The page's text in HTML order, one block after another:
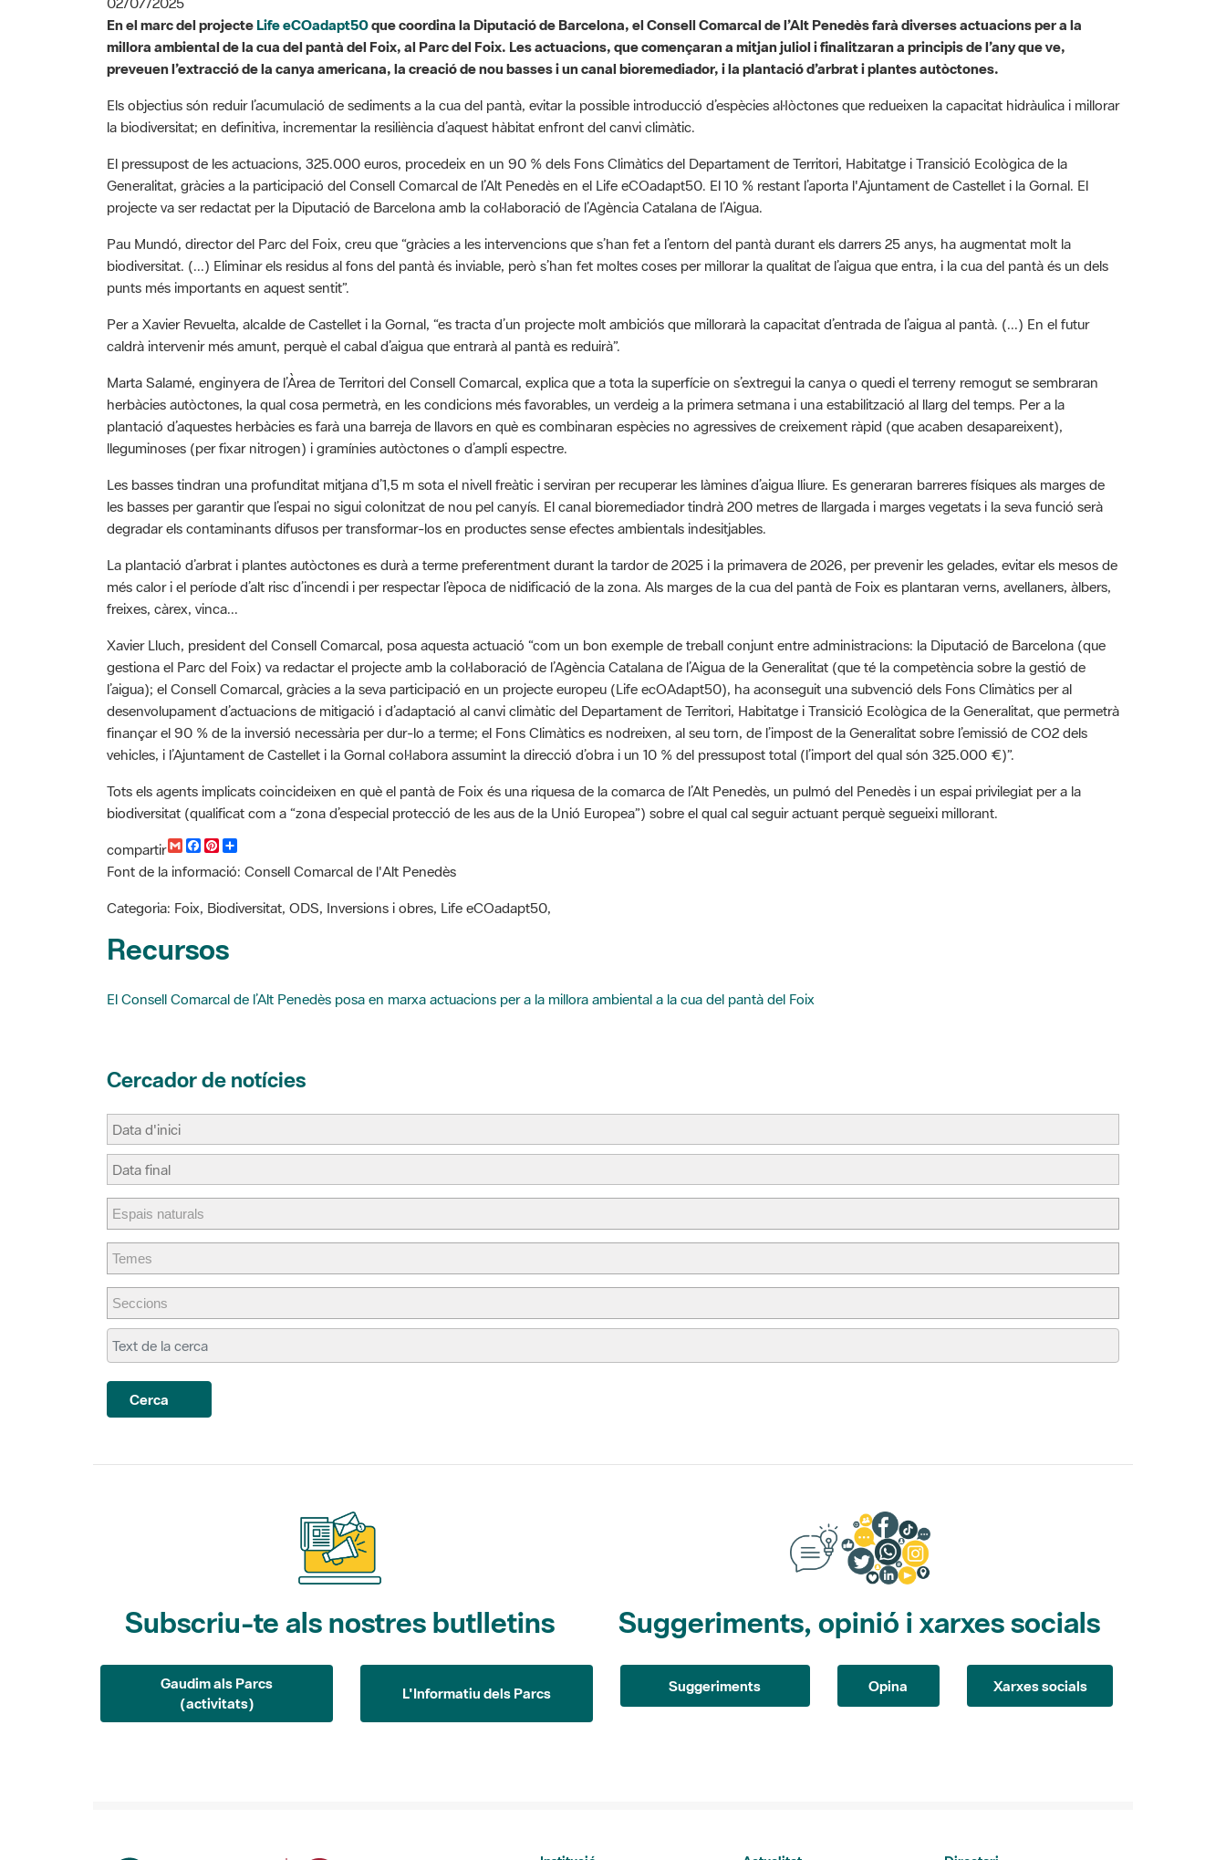
millora ambiental de la cua del pantà del Foix, al Parc del Foix. Les actuacions, que començaran a mitjan juliol i finalitzaran a principis de l’any que ve,
preveuen l’extracció de la canya americana, la creació de nou basses i un canal bioremediador, i la plantació d’arbrat i plantes autòctones.
Els objectius són reduir l’acumulació de sediments a la cua del pantà, evitar la possible introducció d’espècies al·lòctones que redueixen la capacitat hidràulica i millorar
la biodiversitat; en definitiva, incrementar la resiliència d’aquest hàbitat enfront del canvi climàtic.
El pressupost de les actuacions, 325.000 euros, procedeix en un 90 % dels Fons Climàtics del Departament de Territori, Habitatge i Transició Ecològica de la
Generalitat, gràcies a la participació del Consell Comarcal de l’Alt Penedès en el Life eCOadapt50. El 10 % restant l’aporta l'Ajuntament de Castellet i la Gornal. El
projecte va ser redactat per la Diputació de Barcelona amb la col·laboració de l’Agència Catalana de l’Aigua.
Pau Mundó, director del Parc del Foix, creu que “gràcies a les intervencions que s’han fet a l’entorn del pantà durant els darrers 25 anys, ha augmentat molt la
biodiversitat. (...) Eliminar els residus al fons del pantà és inviable, però s’han fet moltes coses per millorar la qualitat de l’aigua que entra, i la cua del pantà és un dels
punts més importants en aquest sentit”.
Per a Xavier Revuelta, alcalde de Castellet i la Gornal, “es tracta d’un projecte molt ambiciós que millorarà la capacitat d’entrada de l’aigua al pantà. (...) En el futur
caldrà intervenir més amunt, perquè el cabal d’aigua que entrarà al pantà es reduirà”.
Marta Salamé, enginyera de l’Àrea de Territori del Consell Comarcal, explica que a tota la superfície on s’extregui la canya o quedi el terreny remogut se sembraran
herbàcies autòctones, la qual cosa permetrà, en les condicions més favorables, un verdeig a la primera setmana i una estabilització al llarg del temps. Per a la
plantació d’aquestes herbàcies es farà una barreja de llavors en què es combinaran espècies no agressives de creixement ràpid (que acaben desapareixent),
lleguminoses (per fixar nitrogen) i gramínies autòctones o d’ampli espectre.
Les basses tindran una profunditat mitjana d’1,5 m sota el nivell freàtic i serviran per recuperar les làmines d’aigua lliure. Es generaran barreres físiques als marges de
les basses per garantir que l’espai no sigui colonitzat de nou pel canyís. El canal bioremediador tindrà 200 metres de llargada i marges vegetats i la seva funció serà
degradar els contaminants difusos per transformar-los en productes sense efectes ambientals indesitjables.
La plantació d’arbrat i plantes autòctones es durà a terme preferentment durant la tardor de 2025 i la primavera de 2026, per prevenir les gelades, evitar els mesos de
més calor i el període d’alt risc d’incendi i per respectar l’època de nidificació de la zona. Als marges de la cua del pantà de Foix es plantaran verns, avellaners, àlbers,
freixes, càrex, vinca...
gestiona el Parc del Foix) va redactar el projecte amb la col·laboració de l’Agència Catalana de l’Aigua de la Generalitat (que té la competència sobre la gestió de
l’aigua); el Consell Comarcal, gràcies a la seva participació en un projecte europeu (Life ecOAdapt50), ha aconseguit una subvenció dels Fons Climàtics per al
desenvolupament d’actuacions de mitigació i d’adaptació al canvi climàtic del Departament de Territori, Habitatge i Transició Ecològica de la Generalitat, que permetrà
finançar el 90 % de la inversió necessària per dur-lo a terme; el Fons Climàtics es nodreixen, al seu torn, de l’impost de la Generalitat sobre l’emissió de CO2 dels
vehicles, i l’Ajuntament de Castellet i la Gornal col·labora assumint la direcció d’obra i un 10 % del pressupost total (l’import del qual són 325.000 €)”.
Tots els agents implicats coincideixen en què el pantà de Foix és una riquesa de la comarca de l’Alt Penedès, un pulmó del Penedès i un espai privilegiat per a la
biodiversitat (qualificat com a “zona d’especial protecció de les aus de la Unió Europea”) sobre el qual cal seguir actuant perquè segueixi millorant.
G
m
a
i
l
F
a
c
e
b
o
P
n
t
e
e
C
p
a
t
Font de la informació: Consell Comarcal de l'Alt Penedès
Recursos
Cerca
Gaudim als Parcs
(activitats)
Suggeriments Opina Xarxes socials